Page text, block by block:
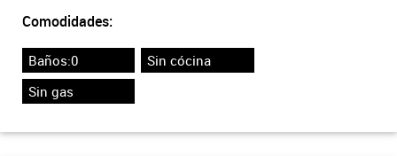
Comodidades:
Baños:0
Sin cócina
Sin gas